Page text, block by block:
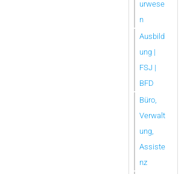
urwese
n
Ausbild
ung |
FSJ |
BFD
Büro,
Verwalt
ung,
Assiste
nz